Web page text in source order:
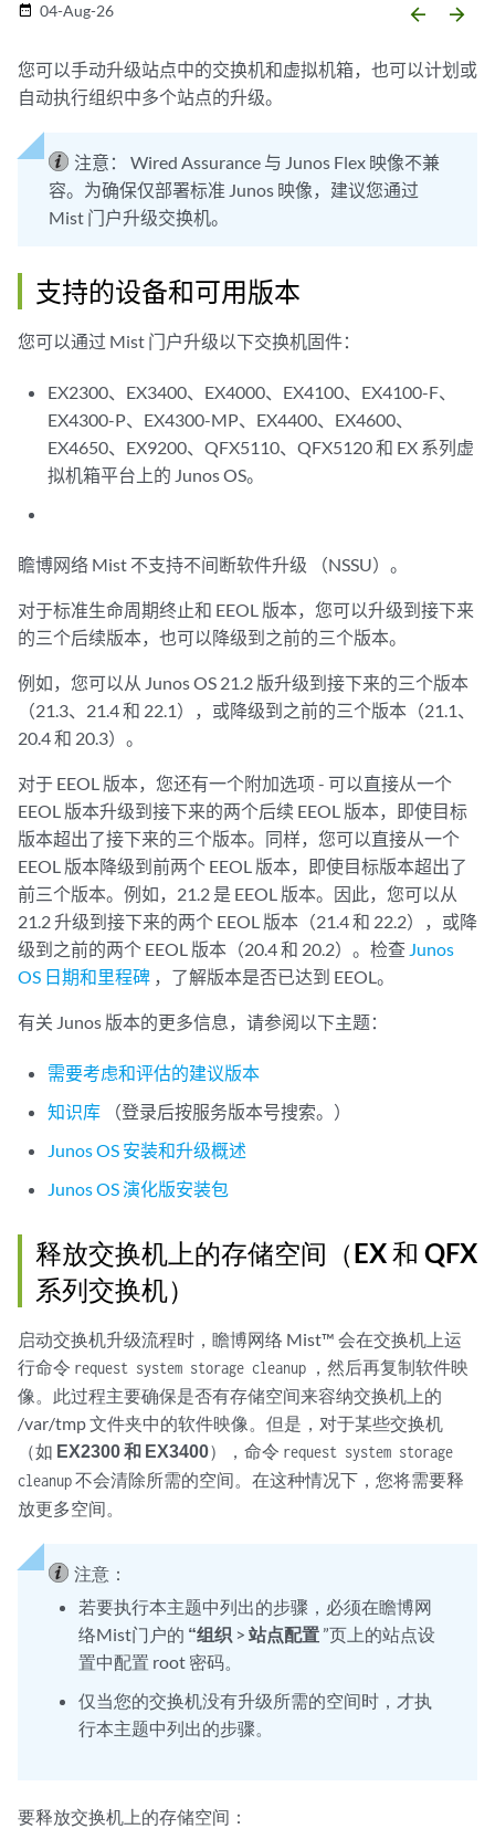
date_range 04-Aug-26 arrow_backward arrow_forward
您可以手动升级站点中的交换机和虚拟机箱，也可以计划或
自动执行组织中多个站点的升级。
注意：
Wired Assurance 与 Junos Flex 映像不兼
容。为确保仅部署标准 Junos 映像，建议您通过
Mist 门户升级交换机。
支持的设备和可用版本
您可以通过 Mist 门户升级以下交换机固件：
EX2300、EX3400、EX4000、EX4100、EX4100-F、
EX4300-P、EX4300-MP、EX4400、EX4600、
EX4650、EX9200、QFX5110、QFX5120 和 EX 系列虚
拟机箱平台上的 Junos OS。
瞻博网络 Mist 不支持不间断软件升级 （NSSU）。
对于标准生命周期终止和 EEOL 版本，您可以升级到接下来
的三个后续版本，也可以降级到之前的三个版本。
例如，您可以从 Junos OS 21.2 版升级到接下来的三个版本
（21.3、21.4 和 22.1），或降级到之前的三个版本（21.1、
20.4 和 20.3）。
对于 EEOL 版本，您还有一个附加选项 - 可以直接从一个
EEOL 版本升级到接下来的两个后续 EEOL 版本，即使目标
版本超出了接下来的三个版本。同样，您可以直接从一个
EEOL 版本降级到前两个 EEOL 版本，即使目标版本超出了
前三个版本。例如，21.2 是 EEOL 版本。因此，您可以从
21.2 升级到接下来的两个 EEOL 版本（21.4 和 22.2），或降
级到之前的两个 EEOL 版本（20.4 和 20.2）。检查 Junos
OS 日期和里程碑 ，了解版本是否已达到 EEOL。
有关 Junos 版本的更多信息，请参阅以下主题：
需要考虑和评估的建议版本
知识库 （登录后按服务版本号搜索。）
Junos OS 安装和升级概述
Junos OS 演化版安装包
释放交换机上的存储空间（EX 和 QFX
系列交换机）
启动交换机升级流程时，瞻博网络 Mist™ 会在交换机上运
行命令 request system storage cleanup ，然后再复制软件映
像。此过程主要确保是否有存储空间来容纳交换机上的
/var/tmp 文件夹中的软件映像。但是，对于某些交换机
（如 EX2300 和 EX3400），命令 request system storage
cleanup不会清除所需的空间。在这种情况下，您将需要释
放更多空间。
注意：
若要执行本主题中列出的步骤，必须在瞻博网
络Mist门户的 “组织 >站点配置 ”页上的站点设
置中配置 root 密码。
仅当您的交换机没有升级所需的空间时，才执
行本主题中列出的步骤。
要释放交换机上的存储空间：